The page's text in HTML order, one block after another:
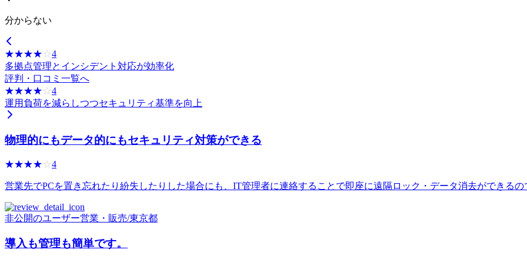
分からない
☆☆☆☆☆
★★★★★4
多拠点管理とインシデント対応が効率化
評判・口コミ一覧へ
☆☆☆☆☆
★★★★★4
運用負荷を減らしつつセキュリティ基準を向上
物理的にもデータ的にもセキュリティ対策ができる
☆☆☆☆☆
★★★★★4
営業先でPCを置き忘れたり紛失したりした場合にも、IT管理者に連絡することで即座に遠隔ロック・データ消去ができるの
非公開のユーザー営業・販売/東京都
導入も管理も簡単です。